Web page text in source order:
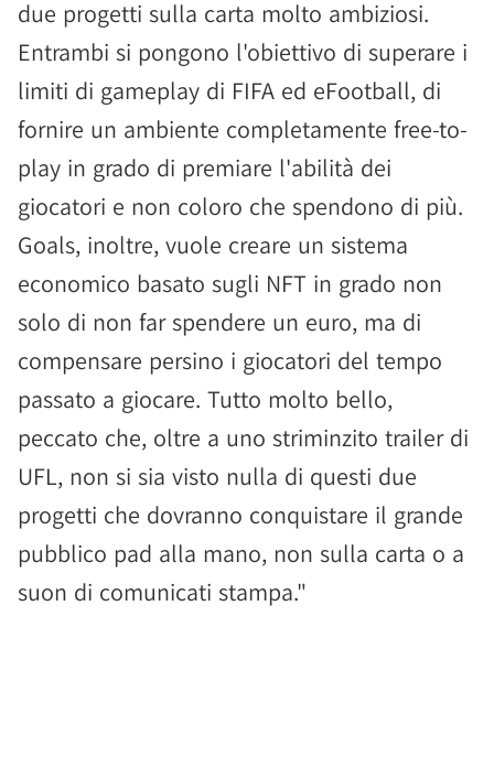
due progetti sulla carta molto ambiziosi.
Entrambi si pongono l'obiettivo di superare i
limiti di gameplay di FIFA ed eFootball, di
fornire un ambiente completamente free-to-
play in grado di premiare l'abilità dei
giocatori e non coloro che spendono di più.
Goals, inoltre, vuole creare un sistema
economico basato sugli NFT in grado non
solo di non far spendere un euro, ma di
compensare persino i giocatori del tempo
passato a giocare. Tutto molto bello,
peccato che, oltre a uno striminzito trailer di
UFL, non si sia visto nulla di questi due
progetti che dovranno conquistare il grande
pubblico pad alla mano, non sulla carta o a
suon di comunicati stampa."